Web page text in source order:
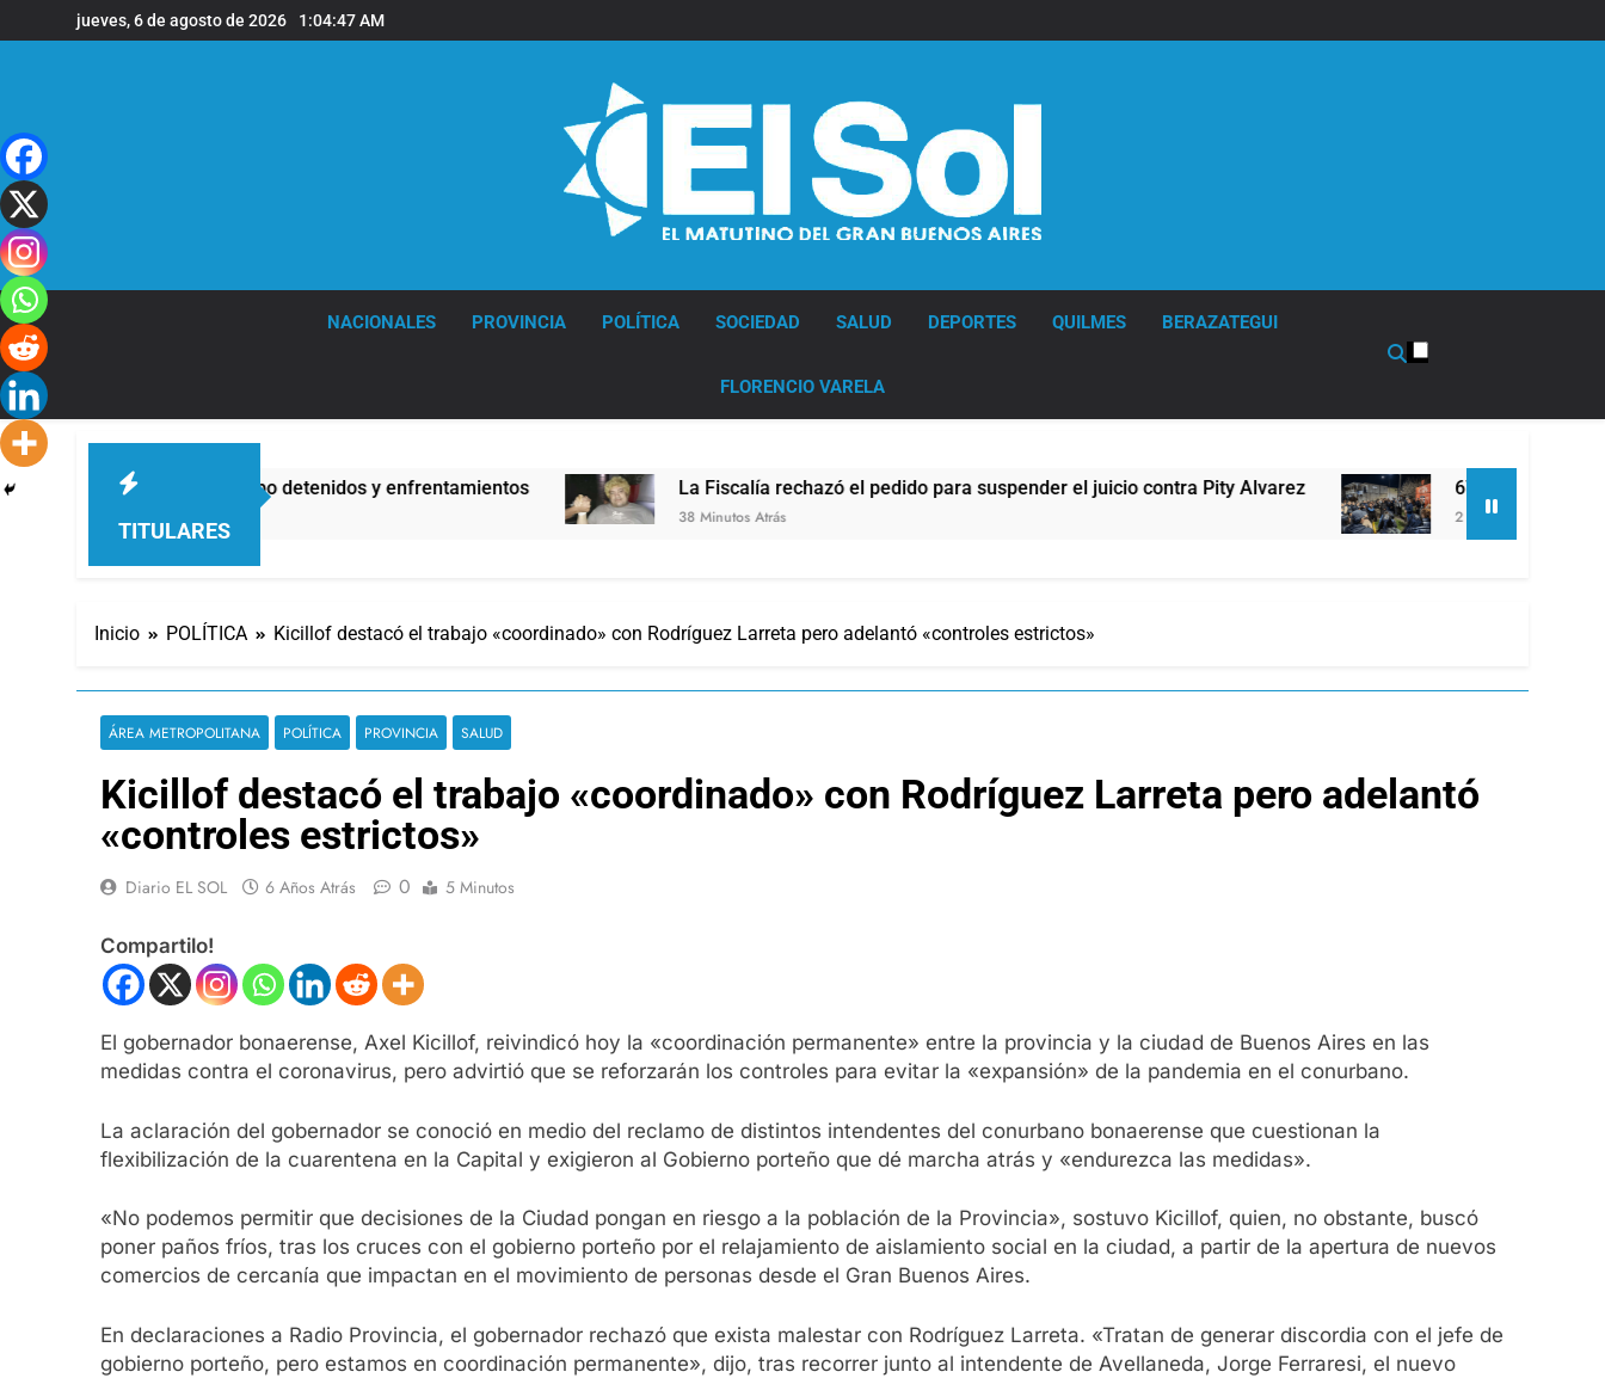
al
jueves, 6 de agosto de 2026 1:04:48 AM
NACIONALES PROVINCIA POLÍTICA SOCIEDAD SALUD DEPORTES QUILMES BERAZATEGUI
FLORENCIO VARELA
TITULARES
Privada: hubo detenidos y enfrentamientos La Fiscalía rechazó el pedido para suspender el juicio contra Pity Alvarez
38 Minutos Atrás
67 barrios full LED en
2 Horas Atrás
Inicio POLÍTICA Kicillof destacó el trabajo «coordinado» con Rodríguez Larreta pero adelantó «controles estrictos»
ÁREA METROPOLITANA POLÍTICA PROVINCIA SALUD
Kicillof destacó el trabajo «coordinado» con Rodríguez Larreta pero adelantó
«controles estrictos»
Diario EL SOL 6 Años Atrás 0 5 Minutos
Compartilo!
El gobernador bonaerense, Axel Kicillof, reivindicó hoy la «coordinación permanente» entre la provincia y la ciudad de Buenos Aires en las
medidas contra el coronavirus, pero advirtió que se reforzarán los controles para evitar la «expansión» de la pandemia en el conurbano.
La aclaración del gobernador se conoció en medio del reclamo de distintos intendentes del conurbano bonaerense que cuestionan la
flexibilización de la cuarentena en la Capital y exigieron al Gobierno porteño que dé marcha atrás y «endurezca las medidas».
«No podemos permitir que decisiones de la Ciudad pongan en riesgo a la población de la Provincia», sostuvo Kicillof, quien, no obstante, buscó
poner paños fríos, tras los cruces con el gobierno porteño por el relajamiento de aislamiento social en la ciudad, a partir de la apertura de nuevos
comercios de cercanía que impactan en el movimiento de personas desde el Gran Buenos Aires.
En declaraciones a Radio Provincia, el gobernador rechazó que exista malestar con Rodríguez Larreta. «Tratan de generar discordia con el jefe de
gobierno porteño, pero estamos en coordinación permanente», dijo, tras recorrer junto al intendente de Avellaneda, Jorge Ferraresi, el nuevo